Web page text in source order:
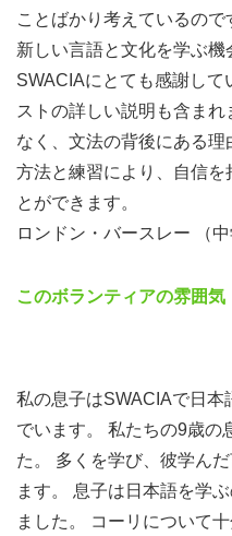
計
¥196,875
(グルー
プ60時
間)✓
¥393,750
(プライ
ベート60
ことばかり考えているの
新しい言語と文化を学ぶ
SWACIAにとても感謝して
ストの詳しい説明も含ま
なく、文法の背後にある
方法と練習により、自信を
とができます。
ロンドン・バースレー （中
このボランティアの雰囲気
私の息子はSWACIAで日本
でいます。 私たちの9歳の
た。 多くを学び、彼学ん
ます。 息子は日本語を学
ました。 コーリについて